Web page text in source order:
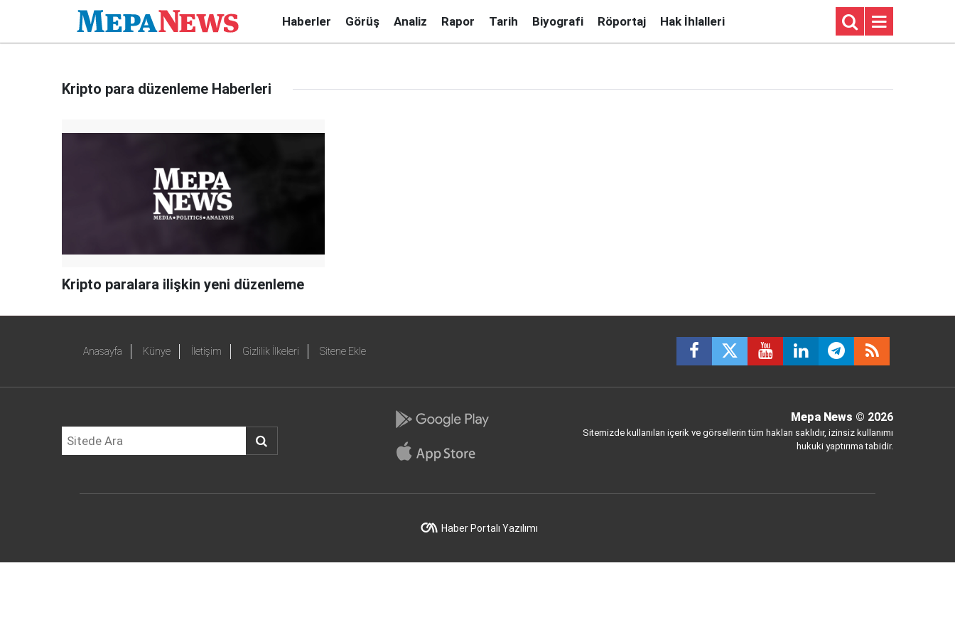
Haberler Görüş Analiz Rapor Tarih Biyografi Röportaj Hak İhlalleri
Kripto para düzenleme Haberleri
Kripto paralara ilişkin yeni düzenleme
Anasayfa Künye İletişim Gizlilik İlkeleri Sitene Ekle
Mepa News © 2026
Sitemizde kullanılan içerik ve görsellerin tüm hakları saklıdır, izinsiz kullanımı
hukuki yaptırıma tabidir.
Haber Portalı Yazılımı